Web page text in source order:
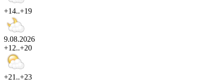
+14..+19
9.08.2026
+12..+20
+21..+23